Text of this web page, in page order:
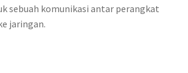
sebuah komunikasi antar perangkat
jaringan.